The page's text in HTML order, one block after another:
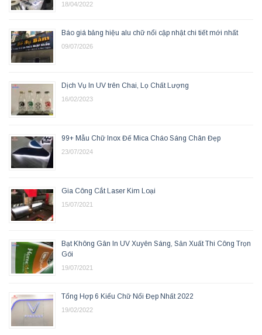
18/04/2022
Báo giá bảng hiệu alu chữ nổi cập nhật chi tiết mới nhất
09/07/2026
Dịch Vụ In UV trên Chai, Lọ Chất Lượng
16/02/2023
99+ Mẫu Chữ Inox Đế Mica Cháo Sáng Chân Đẹp
23/07/2024
Gia Công Cắt Laser Kim Loại
15/07/2021
Bạt Không Gân In UV Xuyên Sáng, Sản Xuất Thi Công Trọn
Gói
19/07/2021
Tổng Hợp 6 Kiểu Chữ Nổi Đẹp Nhất 2022
19/02/2022